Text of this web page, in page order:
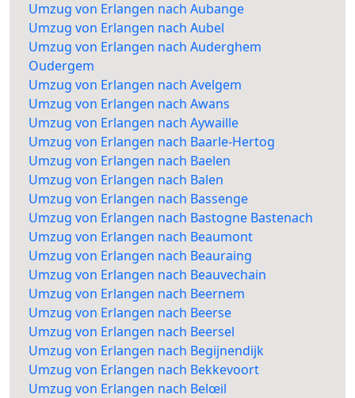
Umzug von Erlangen nach Aubange
Umzug von Erlangen nach Aubel
Umzug von Erlangen nach Auderghem
Oudergem
Umzug von Erlangen nach Avelgem
Umzug von Erlangen nach Awans
Umzug von Erlangen nach Aywaille
Umzug von Erlangen nach Baarle-Hertog
Umzug von Erlangen nach Baelen
Umzug von Erlangen nach Balen
Umzug von Erlangen nach Bassenge
Umzug von Erlangen nach Bastogne Bastenach
Umzug von Erlangen nach Beaumont
Umzug von Erlangen nach Beauraing
Umzug von Erlangen nach Beauvechain
Umzug von Erlangen nach Beernem
Umzug von Erlangen nach Beerse
Umzug von Erlangen nach Beersel
Umzug von Erlangen nach Begijnendijk
Umzug von Erlangen nach Bekkevoort
Umzug von Erlangen nach Belœil